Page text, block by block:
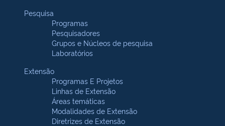
Pesquisa
Programas
Pesquisadores
Grupos e Núcleos de pesquisa
Laboratórios
Extensão
Programas E Projetos
Linhas de Extensão
Áreas temáticas
Modalidades de Extensão
Diretrizes de Extensão